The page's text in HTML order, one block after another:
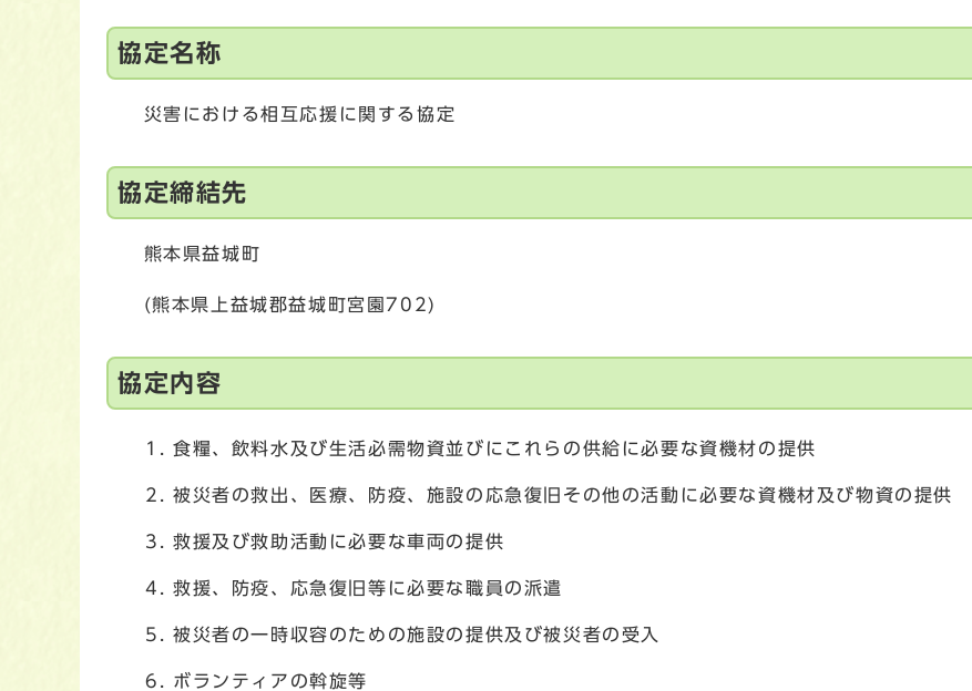
協定名称
災害における相互応援に関する協定
協定締結先
熊本県益城町
(熊本県上益城郡益城町宮園702)
協定内容
食糧、飲料水及び生活必需物資並びにこれらの供給に必要な資機材の提供
被災者の救出、医療、防疫、施設の応急復旧その他の活動に必要な資機材及び物資の提供
救援及び救助活動に必要な車両の提供
救援、防疫、応急復旧等に必要な職員の派遣
被災者の一時収容のための施設の提供及び被災者の受入
ボランティアの斡旋等